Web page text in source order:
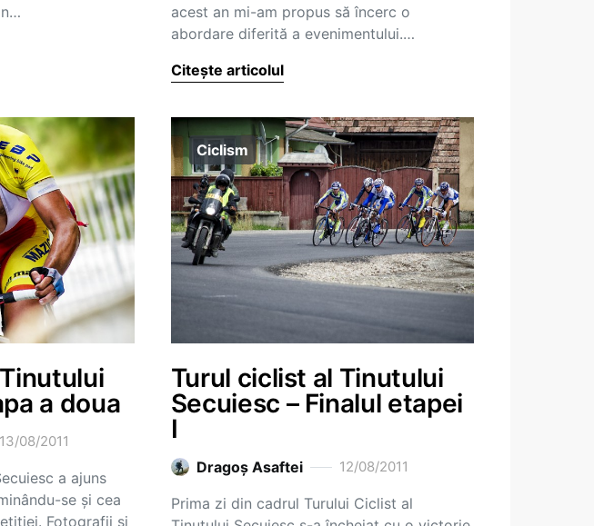
acest an mi-am propus să încerc o
abordare diferită a evenimentului.…
Citește articolul
a doua
13/08/2011
a ajuns
se și cea
Fotografii și
Ciclism
Turul ciclist al Tinutului
Secuiesc – Finalul etapei
I
Dragoş Asaftei 12/08/2011
Prima zi din cadrul Turului Ciclist al